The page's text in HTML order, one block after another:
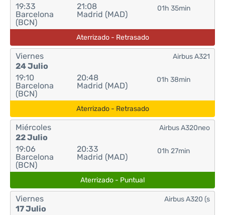
19:33
Barcelona
(BCN)
21:08
Madrid (MAD)
01h 35min
Aterrizado - Retrasado
Viernes
24 Julio
19:10
Barcelona
(BCN)
20:48
Madrid (MAD)
01h 38min
Airbus A321
Aterrizado - Retrasado
Miércoles
22 Julio
19:06
Barcelona
(BCN)
20:33
Madrid (MAD)
01h 27min
Airbus A320neo
Aterrizado - Puntual
Viernes
17 Julio
Airbus A320 (s